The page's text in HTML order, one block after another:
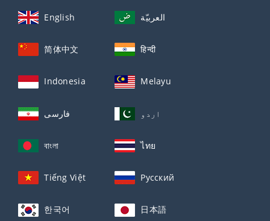
English العربيّة
简体中文 हिन्दी
Indonesia Melayu
فارسی اردو
বাংলা ไทย
Tiếng Việt Русский
한국어 日本語